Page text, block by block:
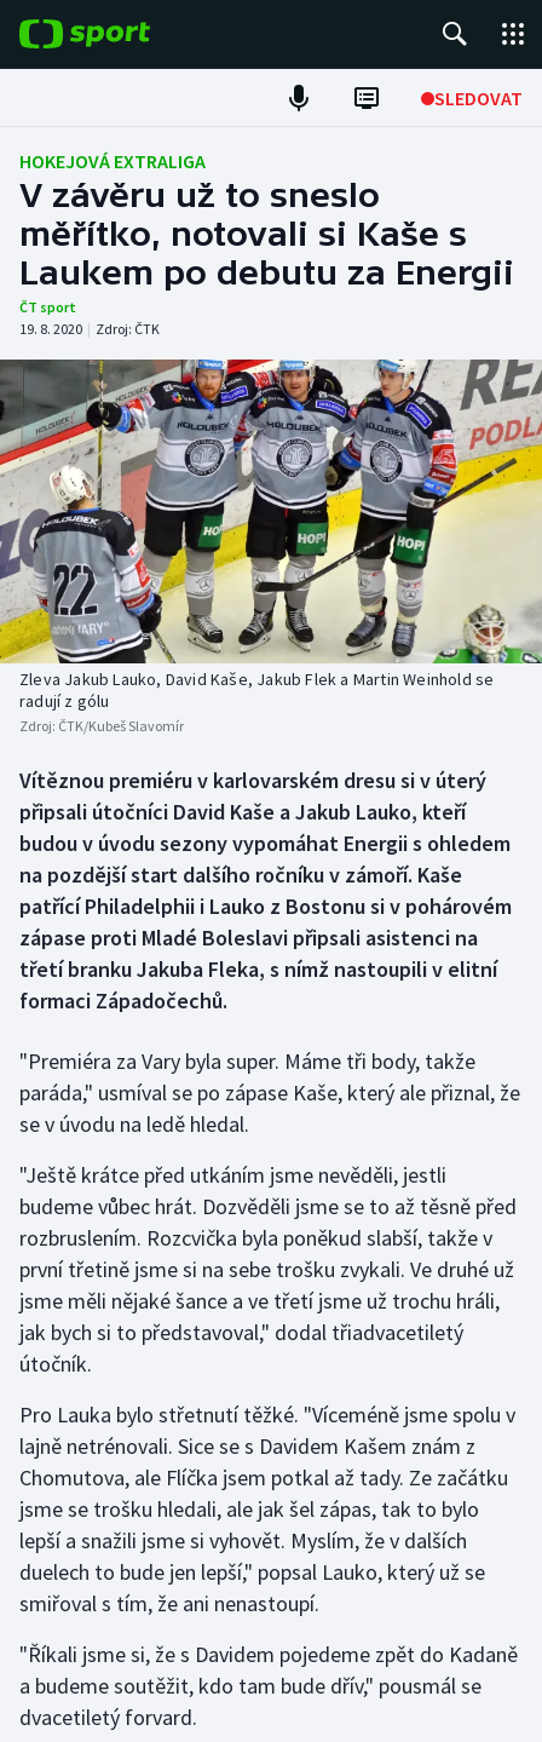
SLEDOVAT
Fotbal
Hokej
Tenis
Atletika
Cyklistika
DALŠÍ SPORTY
Americký fotbal
Baseball a softbal
Basketbal
Biatlon
Boby a skeleton
Box
Curling
Dostihy
Florbal
Golf
Házená
Jezdectví
Judo
Krasobruslení
Lezení
Lyže a snowboard
Moderní pětiboj
Motorsport
Olympijské hry
Parasport
NEPŘEHLÉDNĚTE
Soutěže
Historické návraty
Aplikace ČT sport
AZ kvíz
HOKEJOVÁ EXTRALIGA
V závěru už to sneslo
měřítko, notovali si Kaše s
Laukem po debutu za Energii
ČT sport
19. 8. 2020 | Zdroj: ČTK
Zleva Jakub Lauko, David Kaše, Jakub Flek a Martin Weinhold se
radují z gólu
Zdroj: ČTK/Kubeš Slavomír
Vítěznou premiéru v karlovarském dresu si v úterý
připsali útočníci David Kaše a Jakub Lauko, kteří
budou v úvodu sezony vypomáhat Energii s ohledem
na pozdější start dalšího ročníku v zámoří. Kaše
patřící Philadelphii i Lauko z Bostonu si v pohárovém
zápase proti Mladé Boleslavi připsali asistenci na
třetí branku Jakuba Fleka, s nímž nastoupili v elitní
formaci Západočechů.
"Premiéra za Vary byla super. Máme tři body, takže
paráda," usmíval se po zápase Kaše, který ale přiznal, že
se v úvodu na ledě hledal.
"Ještě krátce před utkáním jsme nevěděli, jestli
budeme vůbec hrát. Dozvěděli jsme se to až těsně před
rozbruslením. Rozcvička byla poněkud slabší, takže v
první třetině jsme si na sebe trošku zvykali. Ve druhé už
jsme měli nějaké šance a ve třetí jsme už trochu hráli,
jak bych si to představoval," dodal třiadvacetiletý
útočník.
Pro Lauka bylo střetnutí těžké. "Víceméně jsme spolu v
lajně netrénovali. Sice se s Davidem Kašem znám z
Chomutova, ale Flíčka jsem potkal až tady. Ze začátku
jsme se trošku hledali, ale jak šel zápas, tak to bylo
lepší a snažili jsme si vyhovět. Myslím, že v dalších
duelech to bude jen lepší," popsal Lauko, který už se
smiřoval s tím, že ani nenastoupí.
"Říkali jsme si, že s Davidem pojedeme zpět do Kadaně
a budeme soutěžit, kdo tam bude dřív," pousmál se
dvacetiletý forvard.